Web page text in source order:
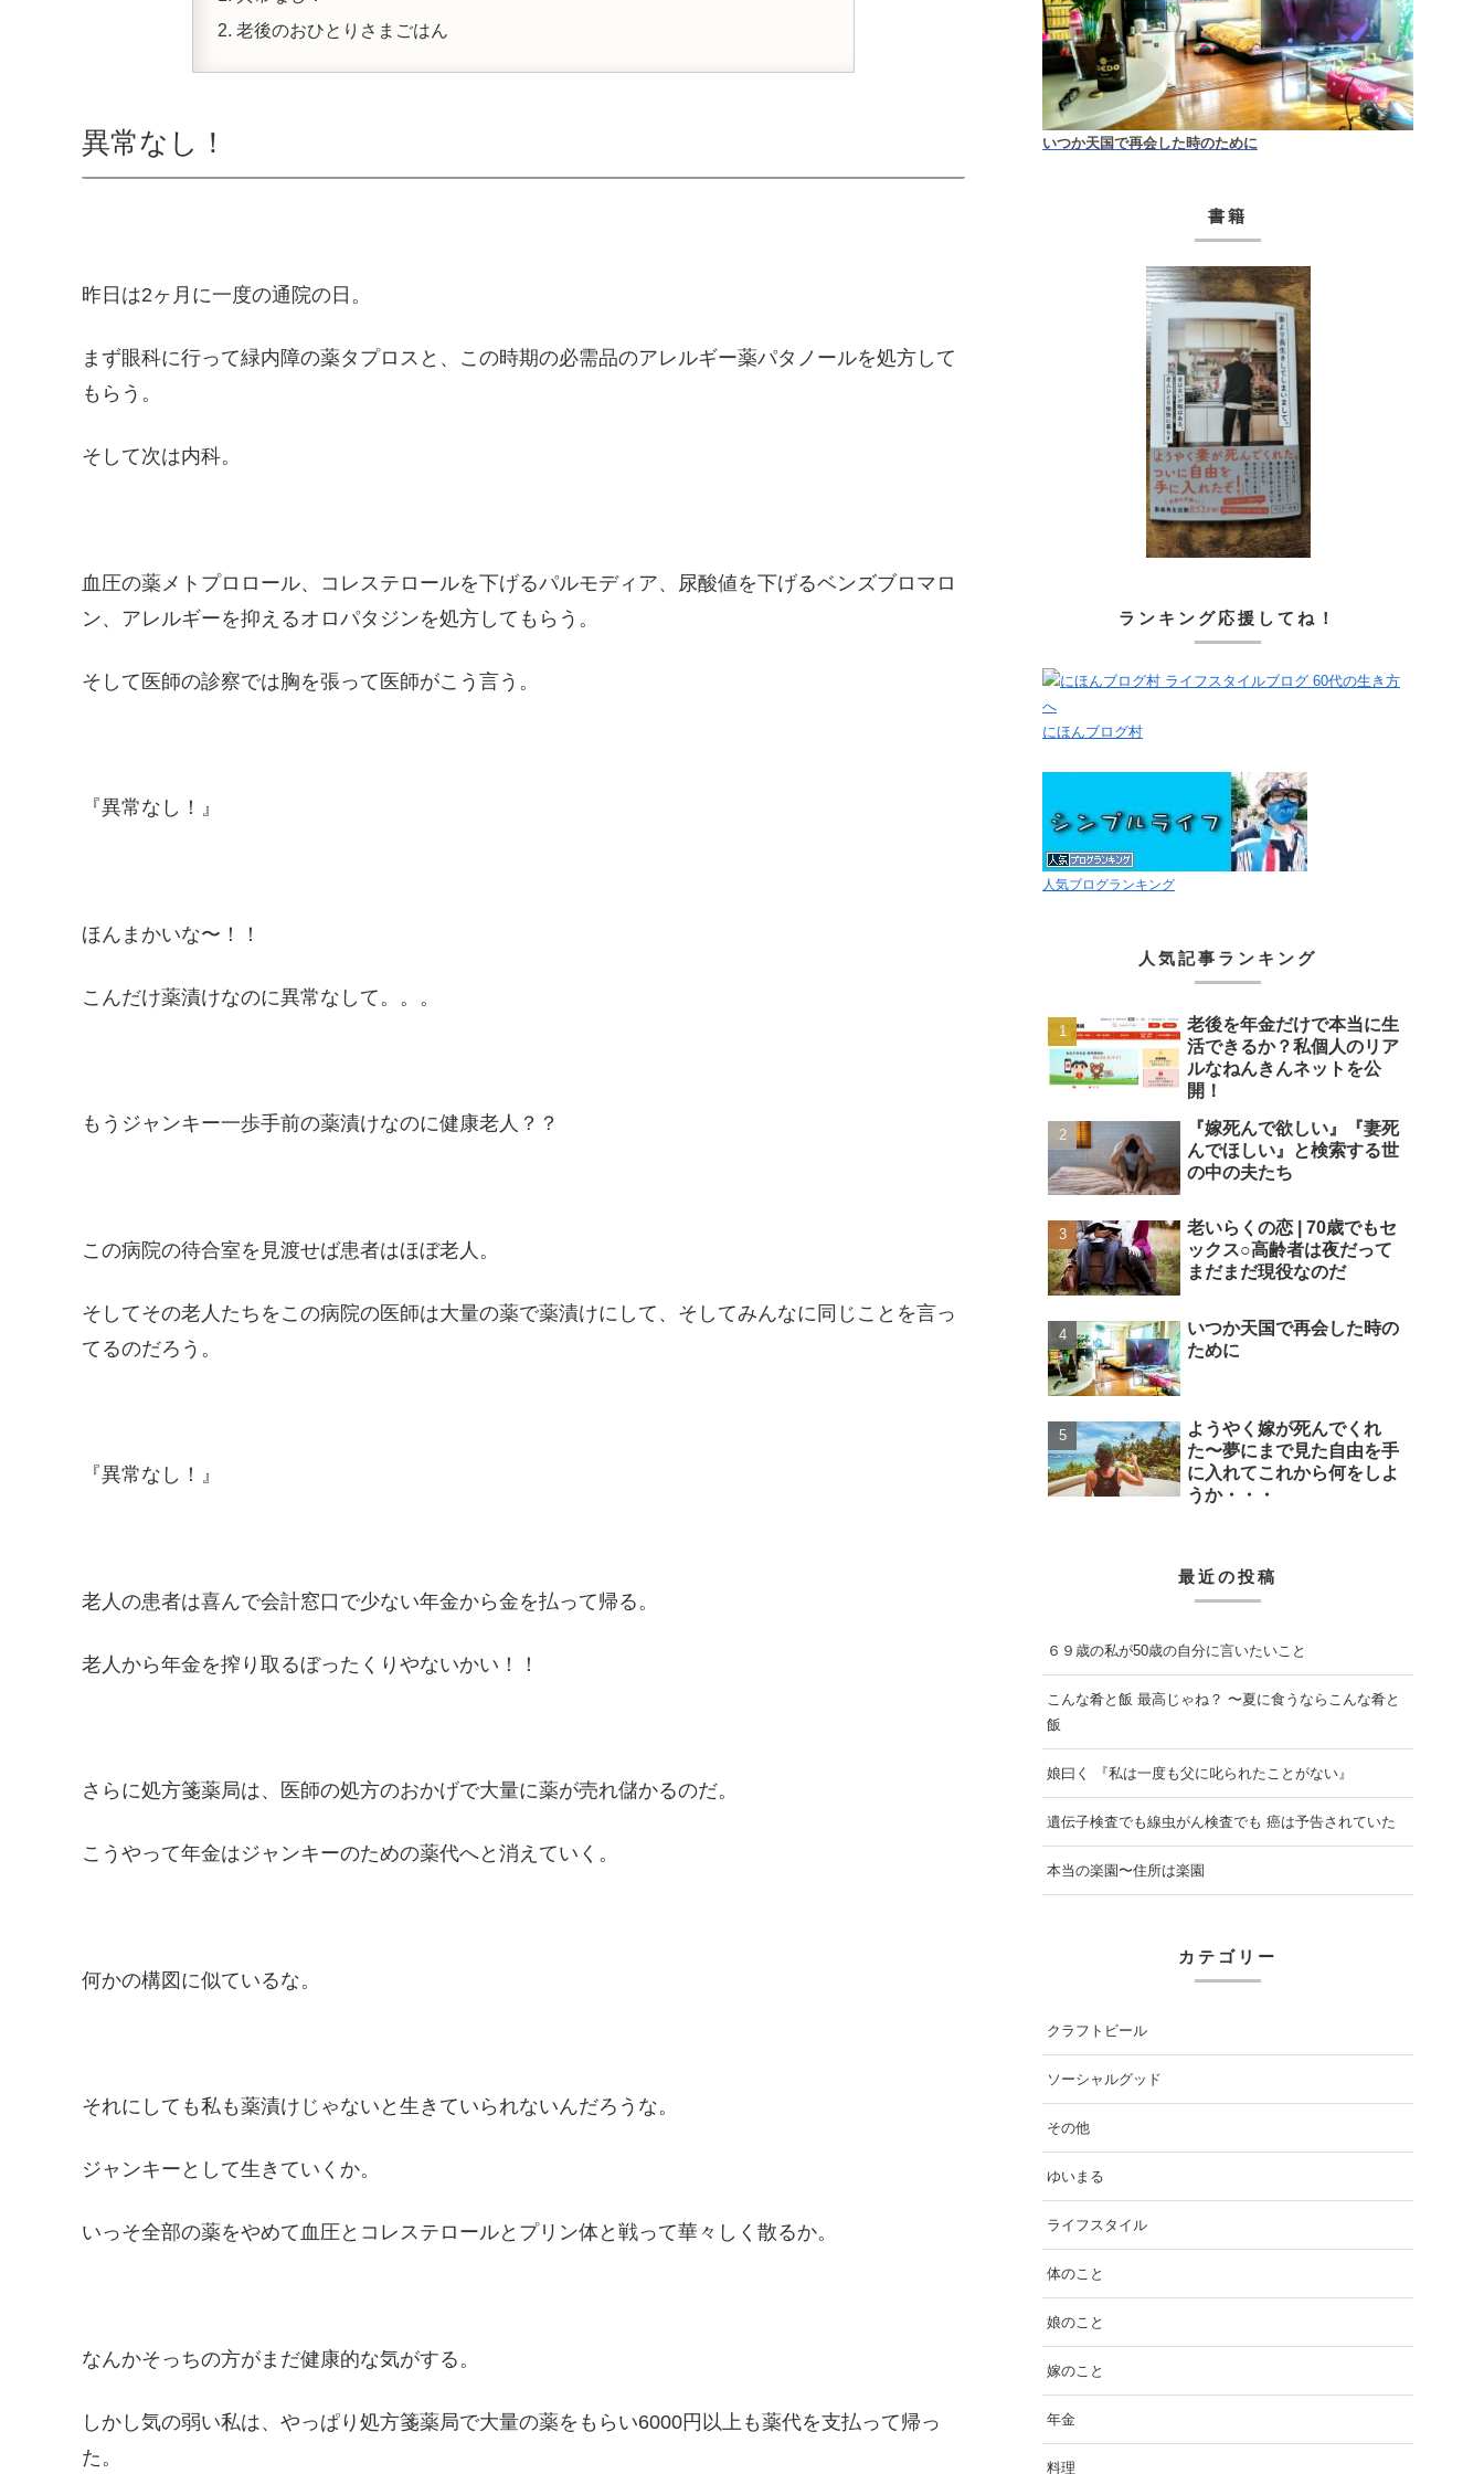
老後のおひとりさまごはん
異常なし！
昨日は2ヶ月に一度の通院の日。
まず眼科に行って緑内障の薬タプロスと、この時期の必需品のアレルギー薬パタノールを処方して
もらう。
そして次は内科。
血圧の薬メトプロロール、コレステロールを下げるパルモディア、尿酸値を下げるベンズブロマロ
ン、アレルギーを抑えるオロパタジンを処方してもらう。
そして医師の診察では胸を張って医師がこう言う。
『異常なし！』
ほんまかいな〜！！
こんだけ薬漬けなのに異常なして。。。
もうジャンキー一歩手前の薬漬けなのに健康老人？？
この病院の待合室を見渡せば患者はほぼ老人。
そしてその老人たちをこの病院の医師は大量の薬で薬漬けにして、そしてみんなに同じことを言っ
てるのだろう。
『異常なし！』
老人の患者は喜んで会計窓口で少ない年金から金を払って帰る。
老人から年金を搾り取るぼったくりやないかい！！
さらに処方箋薬局は、医師の処方のおかげで大量に薬が売れ儲かるのだ。
こうやって年金はジャンキーのための薬代へと消えていく。
何かの構図に似ているな。
それにしても私も薬漬けじゃないと生きていられないんだろうな。
ジャンキーとして生きていくか。
いっそ全部の薬をやめて血圧とコレステロールとプリン体と戦って華々しく散るか。
なんかそっちの方がまだ健康的な気がする。
しかし気の弱い私は、やっぱり処方箋薬局で大量の薬をもらい6000円以上も薬代を支払って帰っ
た。
いつか天国で再会した時のために
書籍
ランキング応援してね！
にほんブログ村
人気ブログランキング
人気記事ランキング
老後を年金だけで本当に生
活できるか？私個人のリア
ルなねんきんネットを公
開！
『嫁死んで欲しい』『妻死
んでほしい』と検索する世
の中の夫たち
老いらくの恋 | 70歳でもセ
ックス○高齢者は夜だって
まだまだ現役なのだ
いつか天国で再会した時の
ために
ようやく嫁が死んでくれ
た〜夢にまで見た自由を手
に入れてこれから何をしよ
うか・・・
最近の投稿
６９歳の私が50歳の自分に言いたいこと
こんな肴と飯 最高じゃね？ 〜夏に食うならこんな肴と
飯
娘曰く 『私は一度も父に叱られたことがない』
遺伝子検査でも線虫がん検査でも 癌は予告されていた
本当の楽園〜住所は楽園
カテゴリー
クラフトビール
ソーシャルグッド
その他
ゆいまる
ライフスタイル
体のこと
娘のこと
嫁のこと
年金
料理